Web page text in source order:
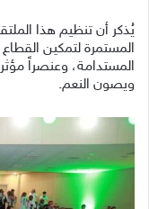
يُذكر أن تنظيم هذا
المستمرة لتمكين
المستدامة، وعنصراً
ويصون النعم.